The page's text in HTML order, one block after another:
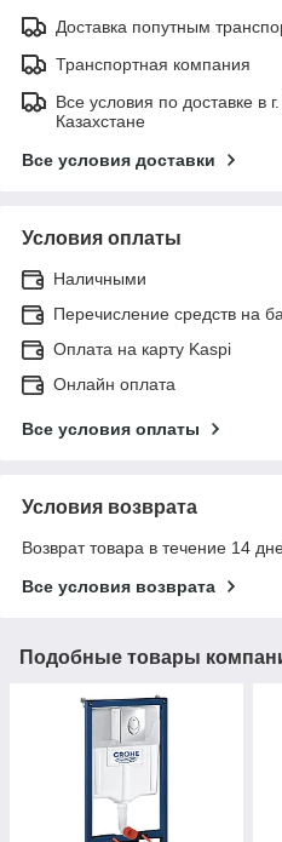
Доставка попутным
Транспортная компания
Все условия по доставке в
Казахстане
Все условия доставки
Условия оплаты
Наличными
Перечисление средств на
Оплата на карту Kaspi
Онлайн оплата
Все условия оплаты
Условия возврата
Возврат товара в течение 14
Все условия возврата
Подобные товары